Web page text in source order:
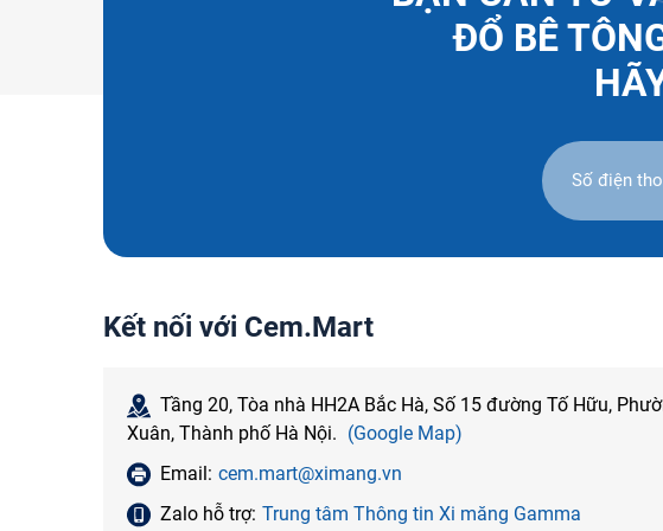
ĐỔ BÊ
Kết nối với Cem.Mart
Tầng 20, Tòa nhà HH2A Bắc Hà, Số 15 đường Tố Hữu,
Xuân, Thành phố Hà Nội. (Google Map)
Email: cem.mart@ximang.vn
Zalo hỗ trợ: Trung tâm Thông tin Xi măng Gamma